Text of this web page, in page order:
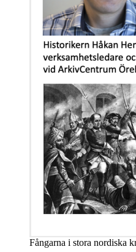
Fångarna i stora nordiska